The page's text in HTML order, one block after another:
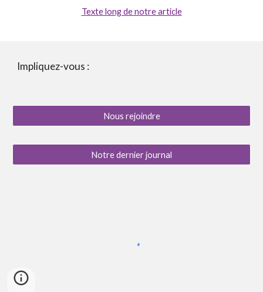
Texte long de notre article
Impliquez-vous :
Nous rejoindre
Notre dernier journal